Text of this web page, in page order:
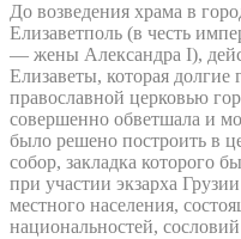
До возведения храма в
Елизаветполь (в честь
— жены Александра I),
Елизаветы, которая долгие
православной церковью
совершенно обветшала и
было решено построить в
собор, закладка которого
при участии экзарха
местного населения,
национальностей,